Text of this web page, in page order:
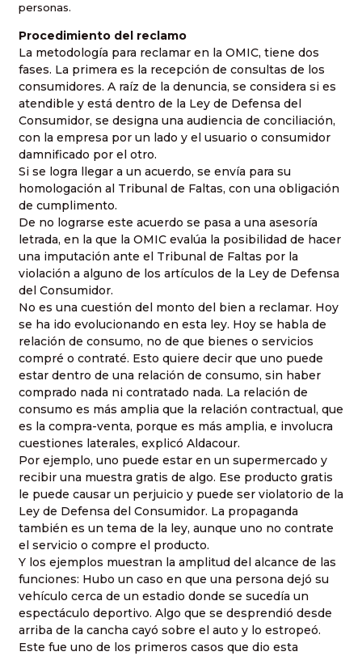
personas.
Procedimiento del reclamo
La metodología para reclamar en la OMIC, tiene dos
fases. La primera es la recepción de consultas de los
consumidores. A raíz de la denuncia, se considera si es
atendible y está dentro de la Ley de Defensa del
Consumidor, se designa una audiencia de conciliación,
con la empresa por un lado y el usuario o consumidor
damnificado por el otro.
Si se logra llegar a un acuerdo, se envía para su
homologación al Tribunal de Faltas, con una obligación
de cumplimento.
De no lograrse este acuerdo se pasa a una asesoría
letrada, en la que la OMIC evalúa la posibilidad de hacer
una imputación ante el Tribunal de Faltas por la
violación a alguno de los artículos de la Ley de Defensa
del Consumidor.
No es una cuestión del monto del bien a reclamar. Hoy
se ha ido evolucionando en esta ley. Hoy se habla de
relación de consumo, no de que bienes o servicios
compré o contraté. Esto quiere decir que uno puede
estar dentro de una relación de consumo, sin haber
comprado nada ni contratado nada. La relación de
consumo es más amplia que la relación contractual, que
es la compra-venta, porque es más amplia, e involucra
cuestiones laterales, explicó Aldacour.
Por ejemplo, uno puede estar en un supermercado y
recibir una muestra gratis de algo. Ese producto gratis
le puede causar un perjuicio y puede ser violatorio de la
Ley de Defensa del Consumidor. La propaganda
también es un tema de la ley, aunque uno no contrate
el servicio o compre el producto.
Y los ejemplos muestran la amplitud del alcance de las
funciones: Hubo un caso en que una persona dejó su
vehículo cerca de un estadio donde se sucedía un
espectáculo deportivo. Algo que se desprendió desde
arriba de la cancha cayó sobre el auto y lo estropeó.
Este fue uno de los primeros casos que dio esta